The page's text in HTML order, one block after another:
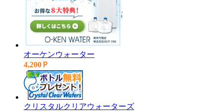
オーケンウォーター
4,200Ｐ
クリスタルクリアウォーターズ